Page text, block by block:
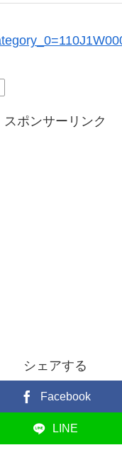
スポンサーリンク
シェアする
Facebook
LINE